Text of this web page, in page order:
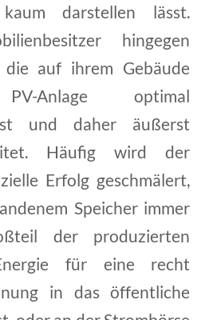
darstellen lässt.
hingegen
auf ihrem Gebäude
Anlage optimal
und daher äußerst
Häufig wird der
Erfolg geschmälert,
Speicher immer
der produzierten
für eine recht
in das öffentliche